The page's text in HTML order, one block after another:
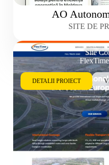
AO
SITE DE
Site
DETALII PROIECT